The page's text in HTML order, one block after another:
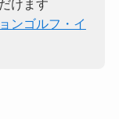
けます
ンゴルフ・イ